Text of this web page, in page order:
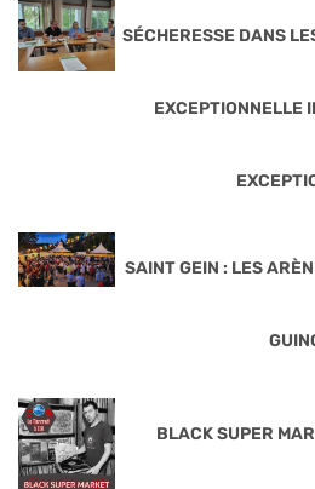
SÉCHERESSE DANS
EXCEPTIONNELLE
SAINT GEIN : LES
BLACK SUPER